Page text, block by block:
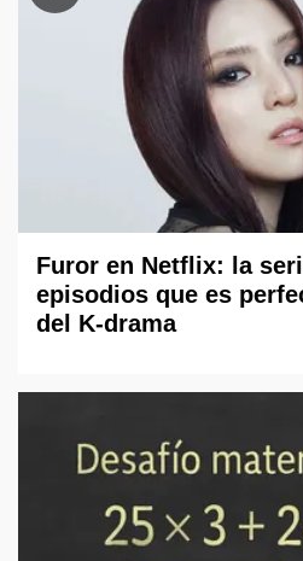
Furor en Netflix: la
episodios que es
del K-drama